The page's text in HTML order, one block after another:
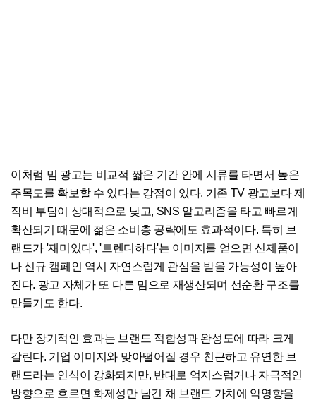
이처럼 밈 광고는 비교적 짧은 기간 안에 시류를 타면서 높은
주목도를 확보할 수 있다는 강점이 있다. 기존 TV 광고보다 제
작비 부담이 상대적으로 낮고, SNS 알고리즘을 타고 빠르게
확산되기 때문에 젊은 소비층 공략에도 효과적이다. 특히 브
랜드가 '재미있다', '트렌디하다'는 이미지를 얻으면 신제품이
나 신규 캠페인 역시 자연스럽게 관심을 받을 가능성이 높아
진다. 광고 자체가 또 다른 밈으로 재생산되며 선순환 구조를
만들기도 한다.
다만 장기적인 효과는 브랜드 적합성과 완성도에 따라 크게
갈린다. 기업 이미지와 맞아떨어질 경우 친근하고 유연한 브
랜드라는 인식이 강화되지만, 반대로 억지스럽거나 자극적인
방향으로 흐르면 화제성만 남긴 채 브랜드 가치에 악영향을